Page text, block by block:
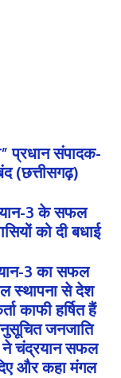
प्रधान संपादक-
(छत्तीसगढ़)
3 के सफल
को दी बधाई
3 का सफल
स्थापना से देश
काफी हर्षित हैं
जनजाति
ने चंद्रयान सफल
और कहा मंगल